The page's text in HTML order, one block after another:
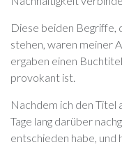
Diese beiden Begriffe,
stehen, waren meiner
ergaben einen
provokant ist.
Nachdem ich den Titel
Tage lang darüber
entschieden habe,